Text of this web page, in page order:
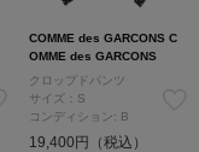
COMME des GARCONS C
OMME des GARCONS
クロップドパンツ
サイズ：S
コンディション: B
19,400円（税込）